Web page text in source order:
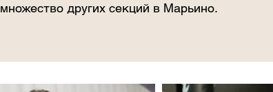
множество других секций в Марьино.